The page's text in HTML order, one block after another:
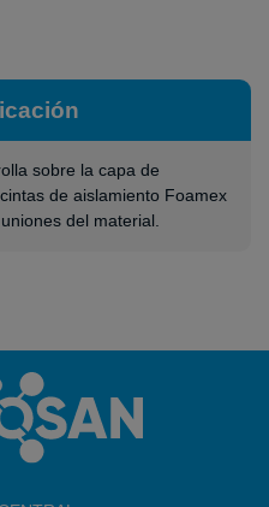
sobre la capa de
de aislamiento Foamex
del material.